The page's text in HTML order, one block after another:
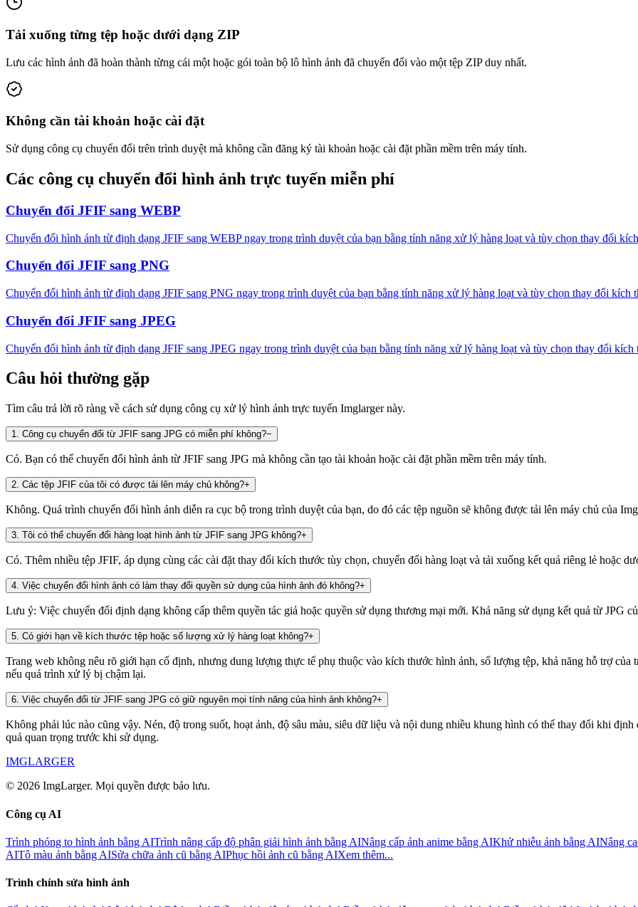
Tải xuống từng tệp hoặc dưới dạng ZIP
Lưu các hình ảnh đã hoàn thành từng cái một hoặc gói toàn bộ lô hình ảnh đã chuyển đổi vào một tệp ZIP duy nhất.
Không cần tài khoản hoặc cài đặt
Sử dụng công cụ chuyển đổi trên trình duyệt mà không cần đăng ký tài khoản hoặc cài đặt phần mềm trên máy tính.
Các công cụ chuyển đổi hình ảnh trực tuyến miễn phí
Chuyển đổi JFIF sang WEBP
Chuyển đổi hình ảnh từ định dạng JFIF sang WEBP ngay trong trình duyệt của bạn bằng tính năng xử lý hàng loạt và tùy chọn thay đổi
Chuyển đổi JFIF sang PNG
Chuyển đổi hình ảnh từ định dạng JFIF sang PNG ngay trong trình duyệt của bạn bằng tính năng xử lý hàng loạt và tùy chọn thay đổi kích
Chuyển đổi JFIF sang JPEG
Chuyển đổi hình ảnh từ định dạng JFIF sang JPEG ngay trong trình duyệt của bạn bằng tính năng xử lý hàng loạt và tùy chọn thay đổi kích
Câu hỏi thường gặp
Tìm câu trả lời rõ ràng về cách sử dụng công cụ xử lý hình ảnh trực tuyến Imglarger này.
1. Công cụ chuyển đổi từ JFIF sang JPG có miễn phí không?−
Có. Bạn có thể chuyển đổi hình ảnh từ JFIF sang JPG mà không cần tạo tài khoản hoặc cài đặt phần mềm trên máy tính.
2. Các tệp JFIF của tôi có được tải lên máy chủ không?+
Không. Quá trình chuyển đổi hình ảnh diễn ra cục bộ trong trình duyệt của bạn, do đó các tệp nguồn sẽ không được tải lên máy chủ của
3. Tôi có thể chuyển đổi hàng loạt hình ảnh từ JFIF sang JPG không?+
Có. Thêm nhiều tệp JFIF, áp dụng cùng các cài đặt thay đổi kích thước tùy chọn, chuyển đổi hàng loạt và tải xuống kết quả riêng lẻ hoặc
4. Việc chuyển đổi hình ảnh có làm thay đổi quyền sử dụng của hình ảnh đó không?+
Lưu ý: Việc chuyển đổi định dạng không cấp thêm quyền tác giả hoặc quyền sử dụng thương mại mới. Khả năng sử dụng kết quả từ JPG
5. Có giới hạn về kích thước tệp hoặc số lượng xử lý hàng loạt không?+
Trang web không nêu rõ giới hạn cố định, nhưng dung lượng thực tế phụ thuộc vào kích thước hình ảnh, số lượng tệp, khả năng hỗ trợ
nếu quá trình xử lý bị chậm lại.
6. Việc chuyển đổi từ JFIF sang JPG có giữ nguyên mọi tính năng của hình ảnh không?+
Không phải lúc nào cũng vậy. Nén, độ trong suốt, hoạt ảnh, độ sâu màu, siêu dữ liệu và nội dung nhiều khung hình có thể thay đổi khi
quả quan trọng trước khi sử dụng.
IMGLARGER
© 2026 ImgLarger. Mọi quyền được bảo lưu.
Công cụ AI
Trình phóng to hình ảnh bằng AITrình nâng cấp độ phân giải hình ảnh bằng AINâng cấp ảnh anime bằng AIKhử nhiễu ảnh bằng AINâng
AITô màu ảnh bằng AISửa chữa ảnh cũ bằng AIPhục hồi ảnh cũ bằng AIXem thêm...
Trình chỉnh sửa hình ảnh